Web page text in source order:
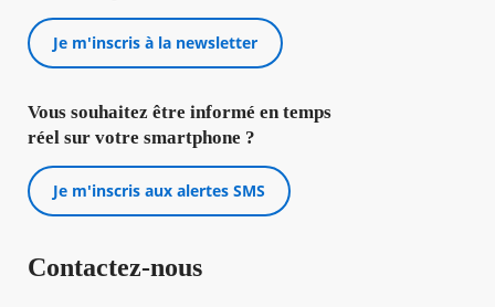
Je m'inscris à la newsletter
Vous souhaitez être informé en temps
réel sur votre smartphone ?
Je m'inscris aux alertes SMS
Contactez-nous